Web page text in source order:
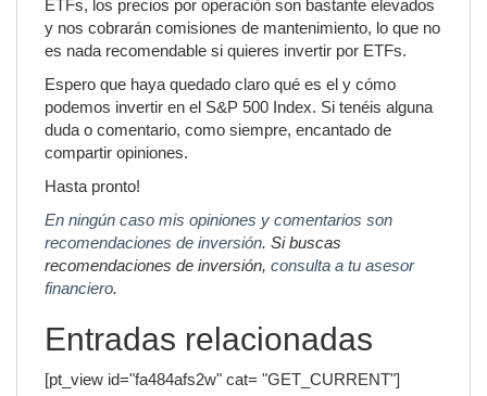
ETFs, los precios por operación son bastante elevados
y nos cobrarán comisiones de mantenimiento, lo que no
es nada recomendable si quieres invertir por ETFs.
Espero que haya quedado claro qué es el y cómo
podemos invertir en el S&P 500 Index. Si tenéis alguna
duda o comentario, como siempre, encantado de
compartir opiniones.
Hasta pronto!
En ningún caso mis opiniones y comentarios son
recomendaciones de inversión. Si buscas
recomendaciones de inversión, consulta a tu asesor
financiero.
Entradas relacionadas
[pt_view id="fa484afs2w" cat= "GET_CURRENT"]